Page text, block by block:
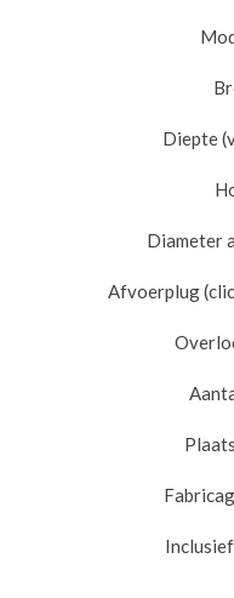
Diepte
Diameter
Afvoerplug